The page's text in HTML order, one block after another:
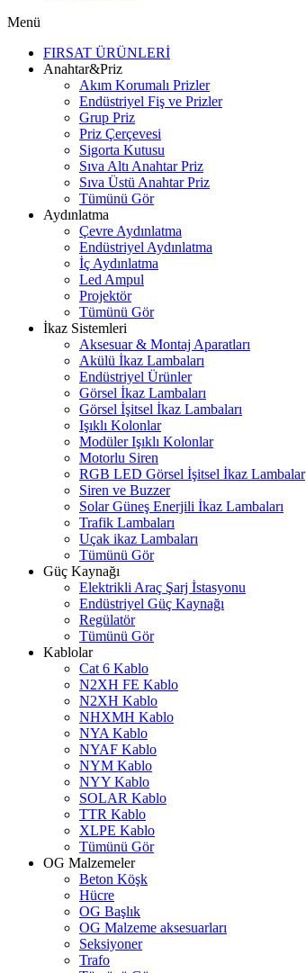
Menü
FIRSAT ÜRÜNLERİ
Anahtar&Priz
Akım Korumalı Prizler
Endüstriyel Fiş ve Prizler
Grup Priz
Priz Çerçevesi
Sigorta Kutusu
Sıva Altı Anahtar Priz
Sıva Üstü Anahtar Priz
Tümünü Gör
Aydınlatma
Çevre Aydınlatma
Endüstriyel Aydınlatma
İç Aydınlatma
Led Ampul
Projektör
Tümünü Gör
İkaz Sistemleri
Aksesuar & Montaj Aparatları
Akülü İkaz Lambaları
Endüstriyel Ürünler
Görsel İkaz Lambaları
Görsel İşitsel İkaz Lambaları
Işıklı Kolonlar
Modüler Işıklı Kolonlar
Motorlu Siren
RGB LED Görsel İşitsel İkaz Lambalar
Siren ve Buzzer
Solar Güneş Enerjili İkaz Lambaları
Trafik Lambaları
Uçak ikaz Lambaları
Tümünü Gör
Güç Kaynağı
Elektrikli Araç Şarj İstasyonu
Endüstriyel Güç Kaynağı
Regülatör
Tümünü Gör
Kablolar
Cat 6 Kablo
N2XH FE Kablo
N2XH Kablo
NHXMH Kablo
NYA Kablo
NYAF Kablo
NYM Kablo
NYY Kablo
SOLAR Kablo
TTR Kablo
XLPE Kablo
Tümünü Gör
OG Malzemeler
Beton Köşk
Hücre
OG Başlık
OG Malzeme aksesuarları
Seksiyoner
Trafo